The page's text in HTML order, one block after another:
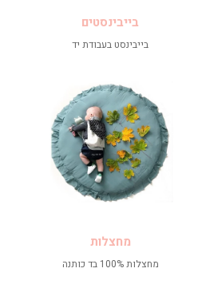
בייבינסטים
בייבינסט בעבודת יד
מחצלות
מחצלות 100% בד כותנה